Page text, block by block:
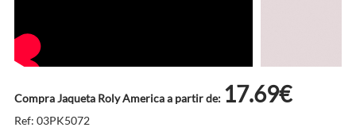
Compra Jaqueta Roly America a partir de: 17.69€
Ref: 03PK5072